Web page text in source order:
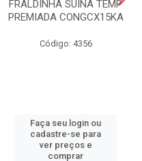
FRALDINHA SUINA TEMP
PREMIADA CONGCX15KA
Código: 4356
Faça seu login ou
cadastre-se para
ver preços e
comprar